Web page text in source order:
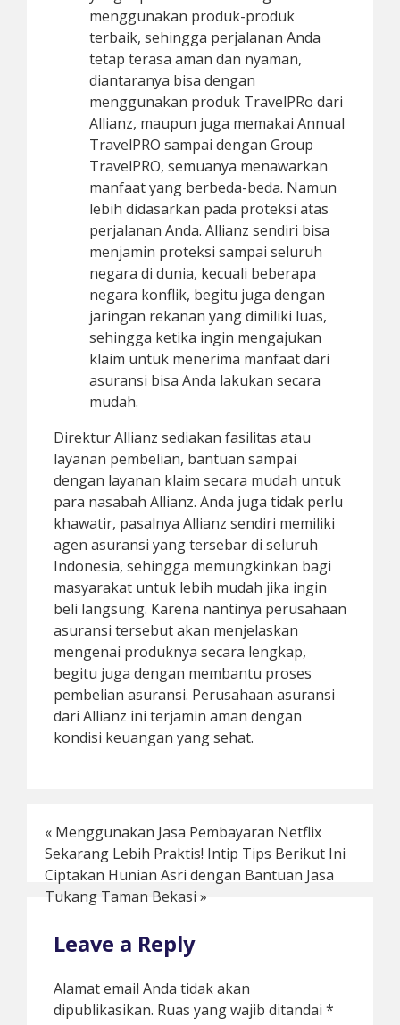
menggunakan produk-produk
terbaik, sehingga perjalanan Anda
tetap terasa aman dan nyaman,
diantaranya bisa dengan
menggunakan produk TravelPRo dari
Allianz, maupun juga memakai Annual
TravelPRO sampai dengan Group
TravelPRO, semuanya menawarkan
manfaat yang berbeda-beda. Namun
lebih didasarkan pada proteksi atas
perjalanan Anda. Allianz sendiri bisa
menjamin proteksi sampai seluruh
negara di dunia, kecuali beberapa
negara konflik, begitu juga dengan
jaringan rekanan yang dimiliki luas,
sehingga ketika ingin mengajukan
klaim untuk menerima manfaat dari
asuransi bisa Anda lakukan secara
mudah.
Direktur Allianz sediakan fasilitas atau
layanan pembelian, bantuan sampai
dengan layanan klaim secara mudah untuk
para nasabah Allianz. Anda juga tidak perlu
khawatir, pasalnya Allianz sendiri memiliki
agen asuransi yang tersebar di seluruh
Indonesia, sehingga memungkinkan bagi
masyarakat untuk lebih mudah jika ingin
beli langsung. Karena nantinya perusahaan
asuransi tersebut akan menjelaskan
mengenai produknya secara lengkap,
begitu juga dengan membantu proses
pembelian asuransi. Perusahaan asuransi
dari Allianz ini terjamin aman dengan
kondisi keuangan yang sehat.
« Menggunakan Jasa Pembayaran Netflix
Sekarang Lebih Praktis! Intip Tips Berikut Ini
Ciptakan Hunian Asri dengan Bantuan Jasa
Tukang Taman Bekasi »
Leave a Reply
Alamat email Anda tidak akan
dipublikasikan. Ruas yang wajib ditandai *